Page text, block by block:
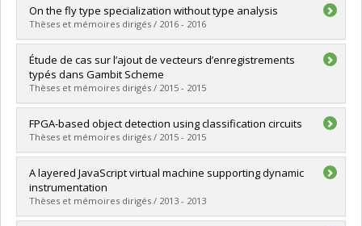
Graduate :Archambault-Bouffard, Vincent
Cycle : Master's
Grade :M. Sc.
Lien vers le document dans Papyrus
On the fly type specialization without type analysis
Thèses et mémoires dirigés / 2016 - 2016
Graduate :Chevalier-Boisvert, Maxime
Cycle :Doctoral
Grade :Ph. D.
Lien vers le document dans Papyrus
Étude de cas sur l’ajout de vecteurs d’enregistrements
typés dans Gambit Scheme
Thèses et mémoires dirigés / 2015 - 2015
Graduate :Cérat, Benjamin
Cycle : Master's
Grade :M. Sc.
Lien vers le document dans Papyrus
FPGA-based object detection using classification circuits
Thèses et mémoires dirigés / 2015 - 2015
Graduate :Fu, Min
Cycle :Master's
Grade :M. Sc.
Lien vers le document dans Papyrus
A layered JavaScript virtual machine supporting dynamic
instrumentation
Thèses et mémoires dirigés / 2013 - 2013